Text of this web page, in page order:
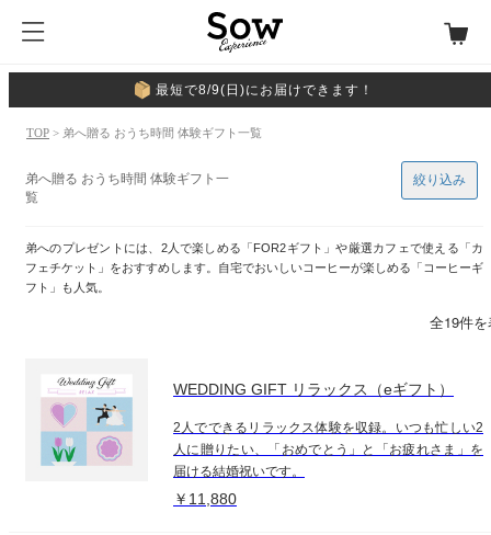
最短で8/9(日)にお届けできます！
TOP > 弟へ贈る おうち時間 体験ギフト一覧
弟へ贈る おうち時間 体験ギフト一
覧
弟へのプレゼントには、2人で楽しめる「FOR2ギフト」や厳選カフェで使える「カ
フェチケット」をおすすめします。自宅でおいしいコーヒーが楽しめる「コーヒーギ
フト」も人気。
絞り込み
全19件
WEDDING GIFT リラックス（eギフト）
2人でできるリラックス体験を収録。いつも忙しい2
人に贈りたい、「おめでとう」と「お疲れさま」を
届ける結婚祝いです。
￥11,880